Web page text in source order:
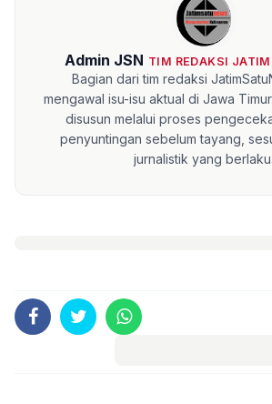
Admin JSN TIM REDAKSI
Bagian dari tim redaksi
mengawal isu-isu aktual di Jawa
disusun melalui proses
penyuntingan sebelum tayang,
jurnalistik yang berlaku.